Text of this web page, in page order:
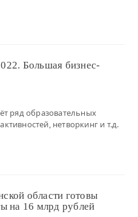
Большая бизнес-
ряд образовательных
нетворкинг и т.д.
области готовы
на 16 млрд рублей